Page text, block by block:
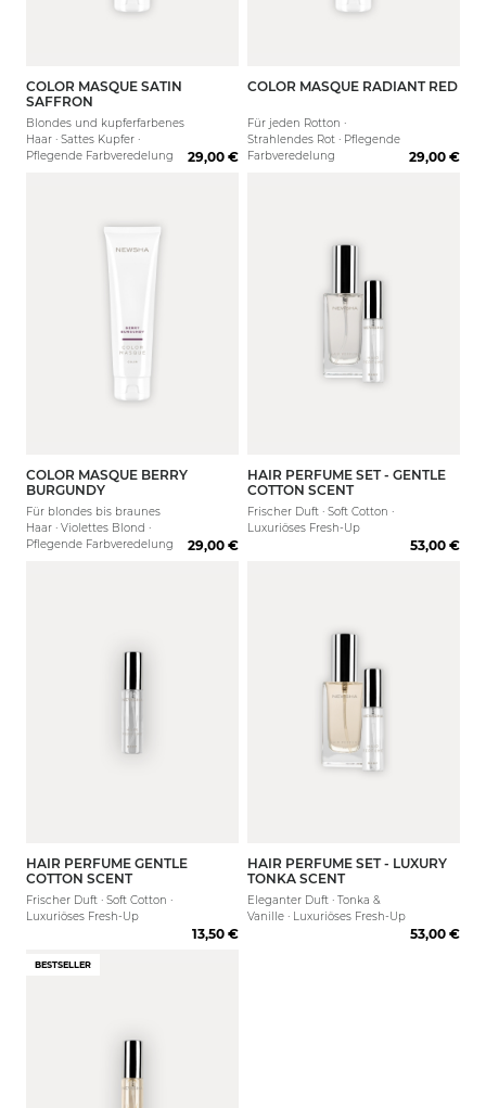
150 ml 500 ml
COLOR MASQUE SATIN
SAFFRON
Blondes und kupferfarbenes
Haar · Sattes Kupfer ·
Pflegende Farbveredelung
29,00 €
150 ml
COLOR MASQUE RADIANT RED
Für jeden Rotton ·
Strahlendes Rot · Pflegende
Farbveredelung
29,00 €
150 ml 500 ml
COLOR MASQUE BERRY
BURGUNDY
Für blondes bis braunes
Haar · Violettes Blond ·
Pflegende Farbveredelung
29,00 €
HAIR PERFUME SET - GENTLE
COTTON SCENT
Frischer Duft · Soft Cotton ·
Luxuriöses Fresh-Up
53,00 €
HAIR PERFUME GENTLE
COTTON SCENT
Frischer Duft · Soft Cotton ·
Luxuriöses Fresh-Up
13,50 €
HAIR PERFUME SET - LUXURY
TONKA SCENT
Eleganter Duft · Tonka &
Vanille · Luxuriöses Fresh-Up
53,00 €
BESTSELLER